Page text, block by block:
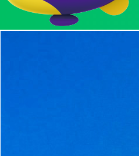
邮轮